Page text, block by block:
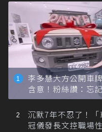
李多慧大方公開車
含意！粉絲讚：忘
忙找車
沉默7年不忍了！「
冠儀發長文控職場